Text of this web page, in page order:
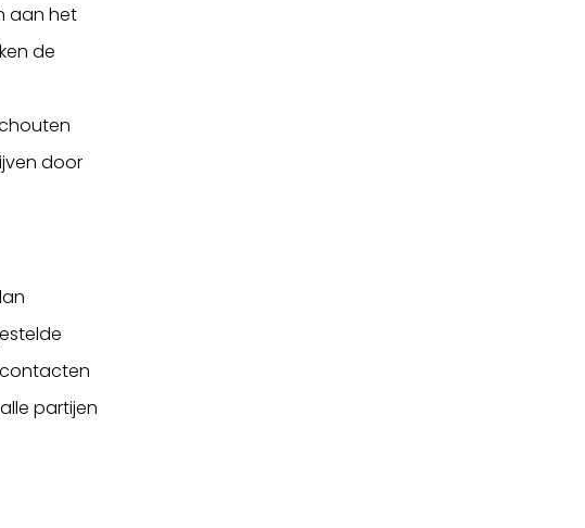
aan het
de
door
partijen